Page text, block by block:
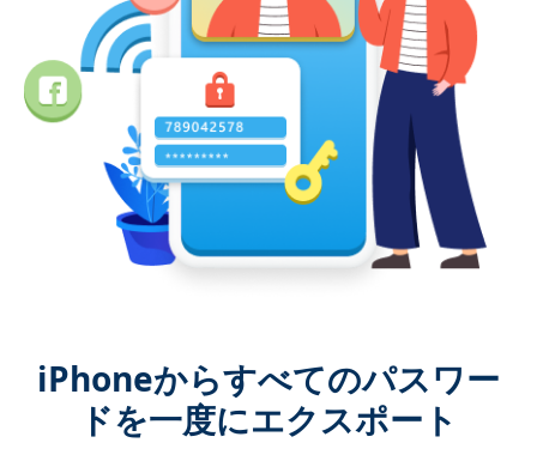
iPhoneからすべてのパスワー
ドを一度にエクスポート